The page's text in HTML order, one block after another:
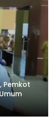
Pemkot